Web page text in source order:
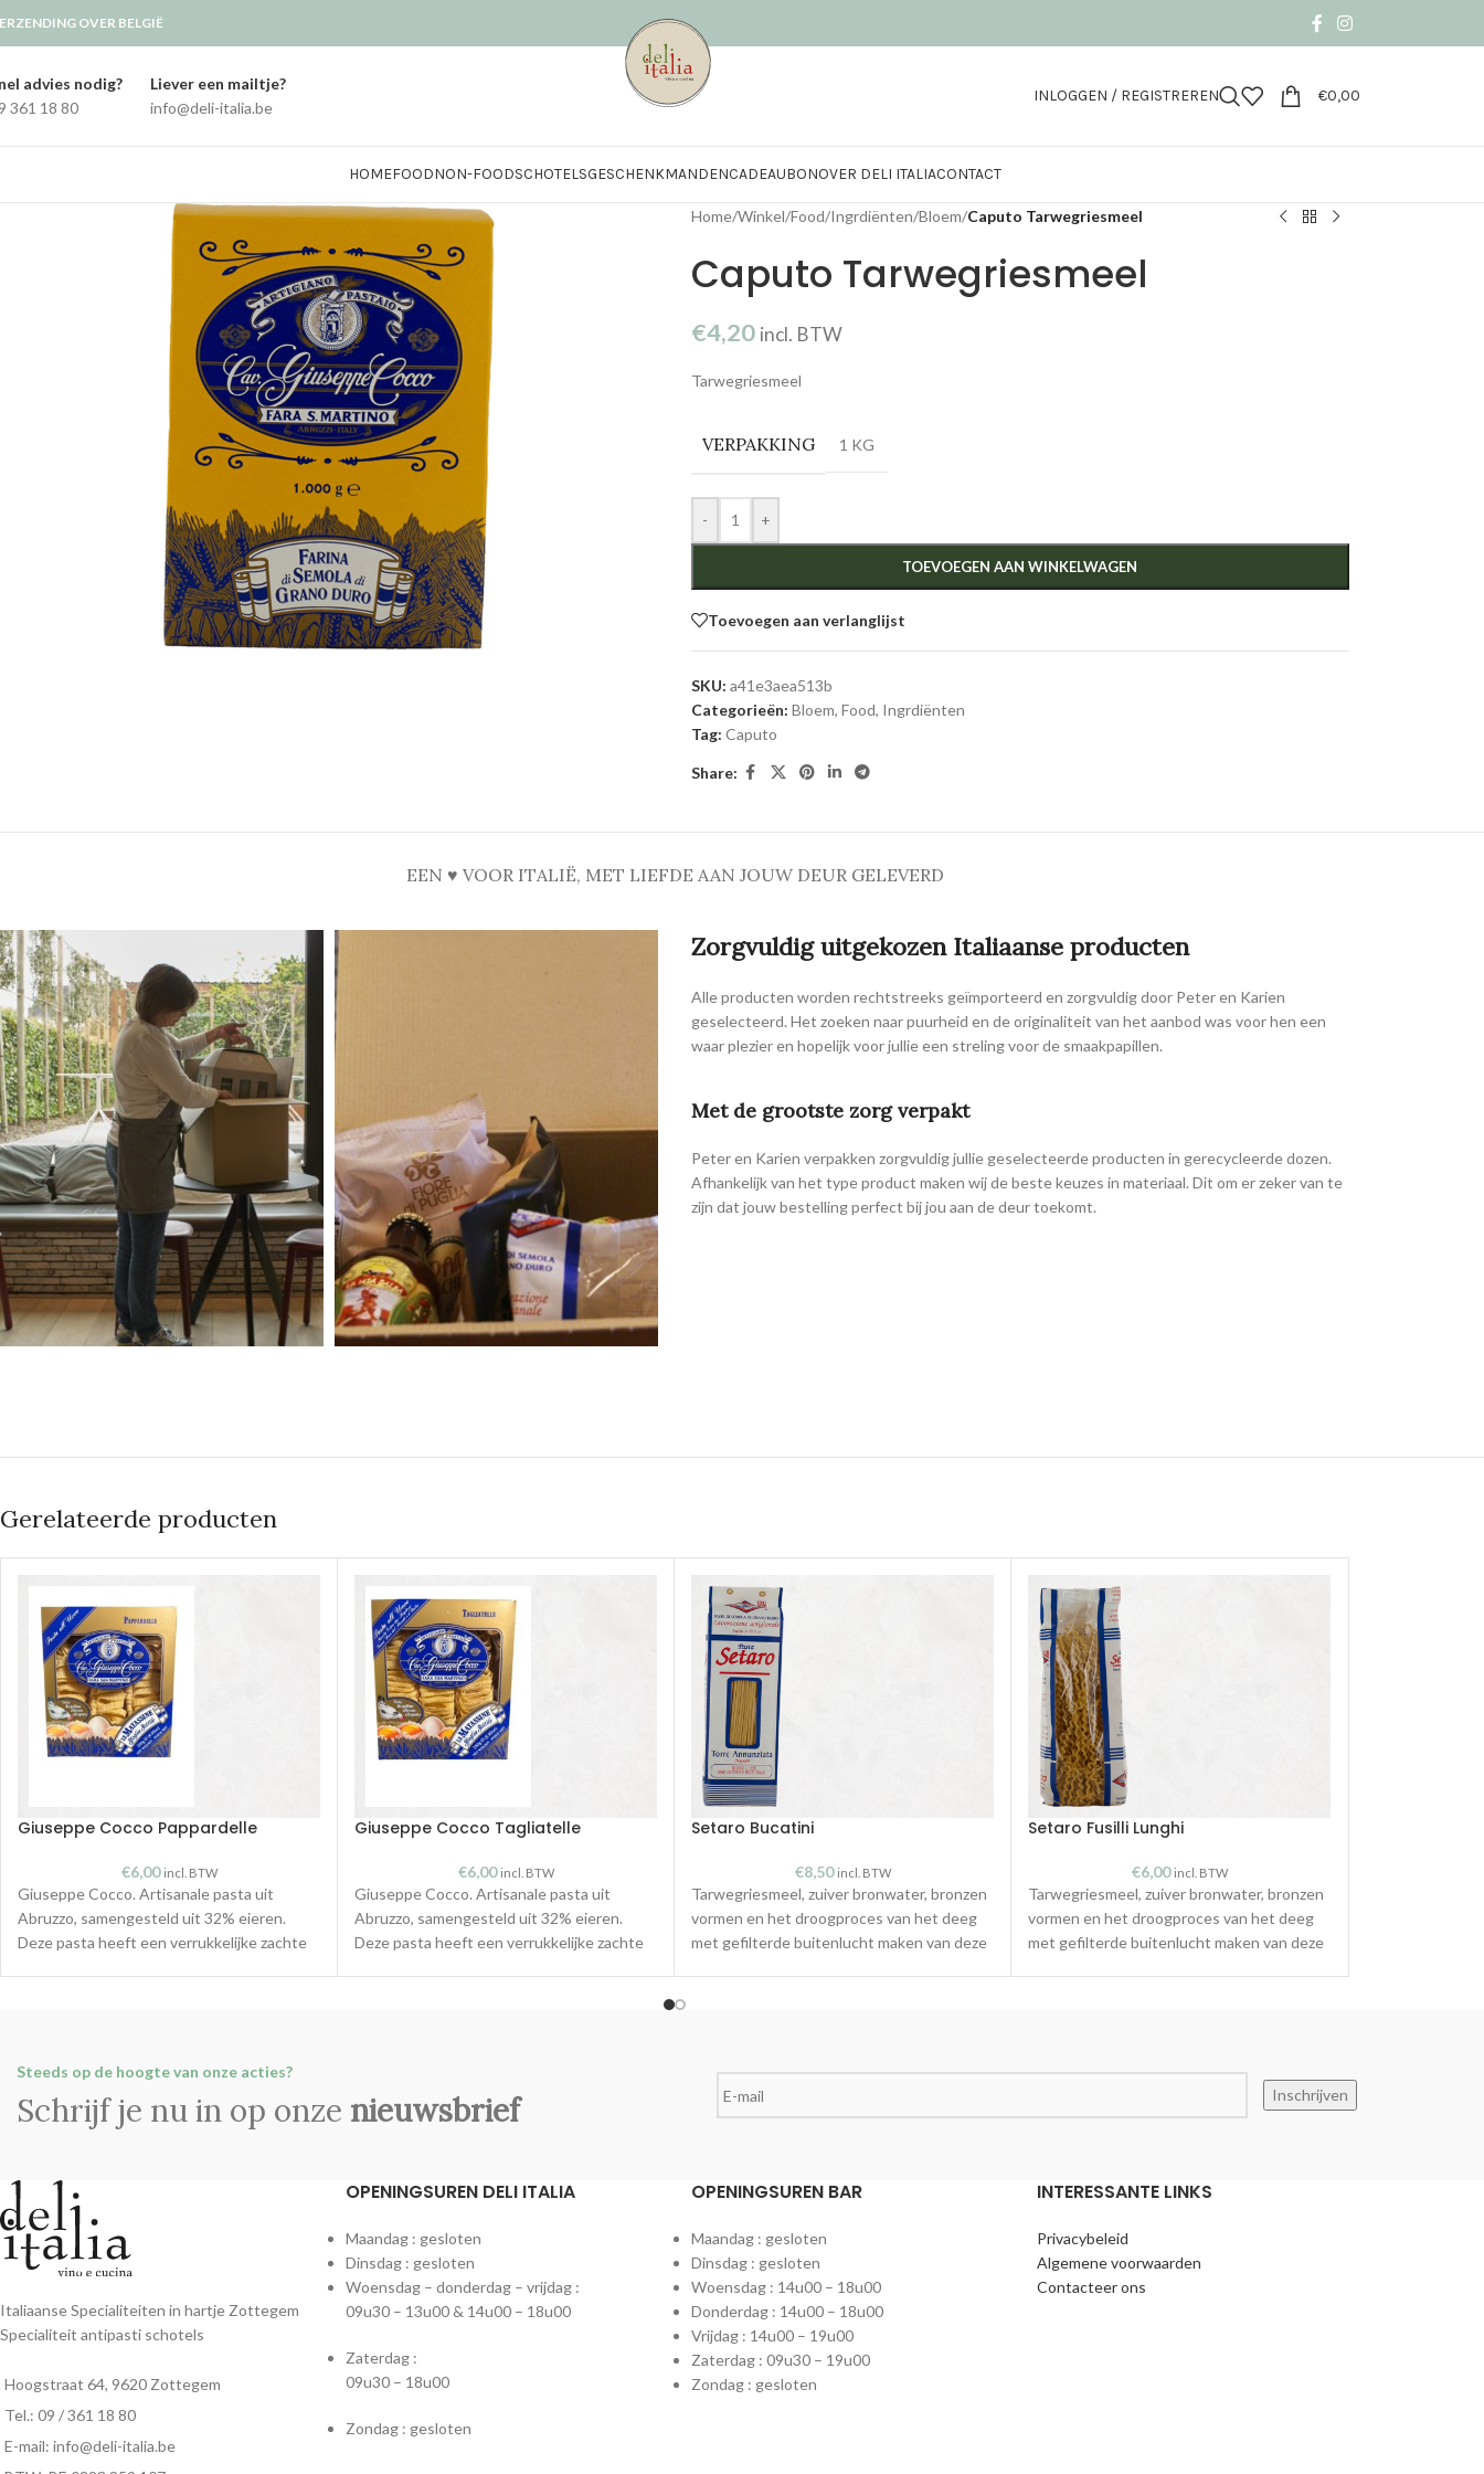
OVER BELGIË
advies nodig?
361 18 80
Liever een mailtje?
info@deli-italia.be
INLOGGEN / REGISTREREN €0,00
HOMEFOODNON-FOODSCHOTELSGESCHENKMANDENCADEAUBONOVER DELI ITALIACONTACT
Home/Winkel/Food/Ingrdiënten/Bloem/Caputo Tarwegriesmeel
Caputo Tarwegriesmeel
€4,20 incl. BTW
Tarwegriesmeel
VERPAKKING 1 KG
- +
TOEVOEGEN AAN WINKELWAGEN
Toevoegen aan verlanglijst
SKU: a41e3aea513b
Categorieën: Bloem, Food, Ingrdiënten
Tag: Caputo
Share:
EEN ♥ VOOR ITALIË, MET LIEFDE AAN JOUW DEUR GELEVERD
Zorgvuldig uitgekozen Italiaanse producten
Alle producten worden rechtstreeks geïmporteerd en zorgvuldig door Peter en Karien
geselecteerd. Het zoeken naar puurheid en de originaliteit van het aanbod was voor hen een
waar plezier en hopelijk voor jullie een streling voor de smaakpapillen.
Met de grootste zorg verpakt
Peter en Karien verpakken zorgvuldig jullie geselecteerde producten in gerecycleerde dozen.
Afhankelijk van het type product maken wij de beste keuzes in materiaal. Dit om er zeker van te
zijn dat jouw bestelling perfect bij jou aan de deur toekomt.
Gerelateerde producten
Giuseppe Cocco Pappardelle
€6,00 incl. BTW
Giuseppe Cocco. Artisanale pasta uit
Abruzzo, samengesteld uit 32% eieren.
Deze pasta heeft een verrukkelijke zachte
Giuseppe Cocco Tagliatelle
€6,00 incl. BTW
Giuseppe Cocco. Artisanale pasta uit
Abruzzo, samengesteld uit 32% eieren.
Deze pasta heeft een verrukkelijke zachte
Setaro Bucatini
€8,50 incl. BTW
Tarwegriesmeel, zuiver bronwater, bronzen
vormen en het droogproces van het deeg
met gefilterde buitenlucht maken van deze
Setaro Fusilli Lunghi
€6,00 incl. BTW
Tarwegriesmeel, zuiver bronwater, bronzen
vormen en het droogproces van het deeg
met gefilterde buitenlucht maken van deze
Steeds op de hoogte van onze acties?
Schrijf je nu in op onze nieuwsbrief Inschrijven
Italiaanse Specialiteiten in hartje Zottegem
Specialiteit antipasti schotels
Hoogstraat 64, 9620 Zottegem
Tel.: 09 / 361 18 80
E-mail: info@deli-italia.be
OPENINGSUREN DELI ITALIA
Maandag : gesloten
Dinsdag : gesloten
Woensdag – donderdag – vrijdag :
09u30 – 13u00 & 14u00 – 18u00
Zaterdag :
09u30 – 18u00
Zondag : gesloten
OPENINGSUREN BAR
Maandag : gesloten
Dinsdag : gesloten
Woensdag : 14u00 – 18u00
Donderdag : 14u00 – 18u00
Vrijdag : 14u00 – 19u00
Zaterdag : 09u30 – 19u00
Zondag : gesloten
INTERESSANTE LINKS
Privacybeleid
Algemene voorwaarden
Contacteer ons